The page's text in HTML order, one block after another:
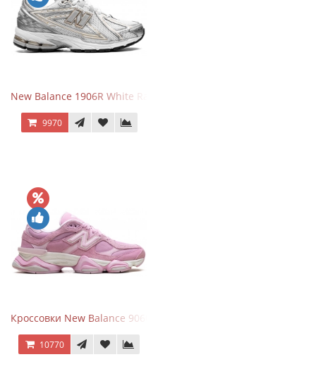
New Balance 1906R White Rain Cloud Silver Metallic
9970
Кроссовки New Balance 9060 ASOS Exclusive Pink Overdye
10770